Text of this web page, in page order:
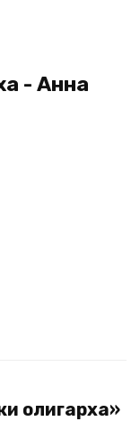
- Анна
олигарха»